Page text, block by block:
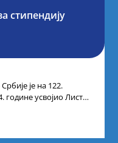
стипендију
је на 122.
године усвојио Листу